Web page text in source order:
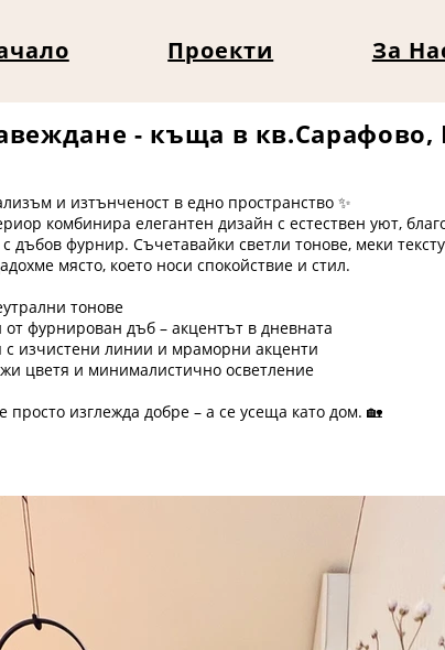
Проекти За
- къща в кв.Сарафово,
и изтънченост в едно пространство ✨
комбинира елегантен дизайн с естествен уют,
дъбов фурнир. Съчетавайки светли тонове, меки
място, което носи спокойствие и стил.
тонове
фурнирован дъб – акцентът в дневната
с изчистени линии и мраморни акценти
цветя и минималистично осветление
просто изглежда добре – а се усеща като дом. 🏡